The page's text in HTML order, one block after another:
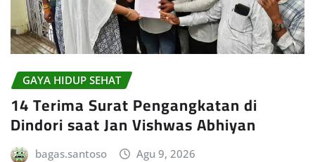
GAYA HIDUP SEHAT
14 Terima Surat Pengangkatan di
Dindori saat Jan Vishwas Abhiyan
bagas.santoso Agu 9, 2026